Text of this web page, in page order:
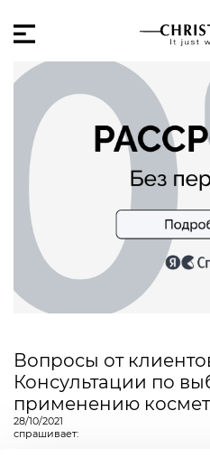
Вопросы от
Консультации по
применению
28/10/2021
спрашивает: